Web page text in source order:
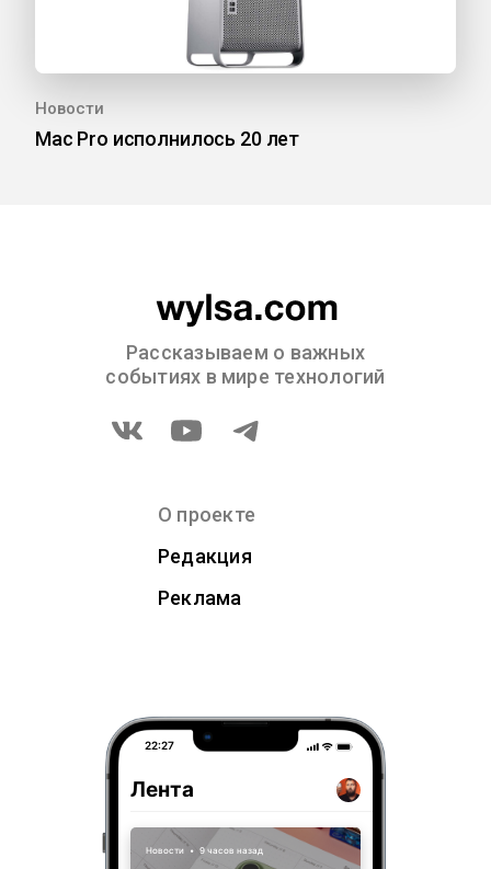
Новости
Mac Pro исполнилось 20 лет
Рассказываем о важных
событиях в мире технологий
О проекте
Редакция
Реклама
22:27
Лента
Новости • 9 часов назад